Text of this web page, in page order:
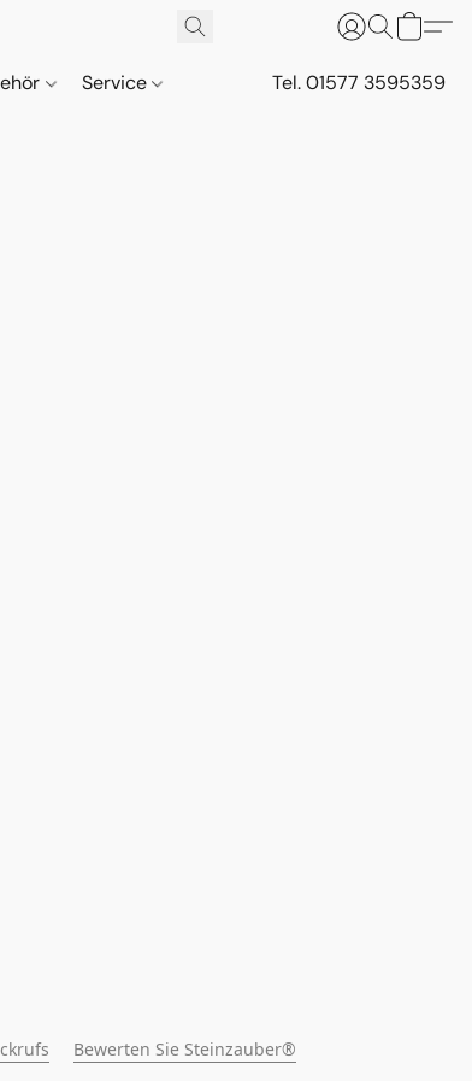
Service Tel. 01577 3595359
Bewerten Sie Steinzauber®